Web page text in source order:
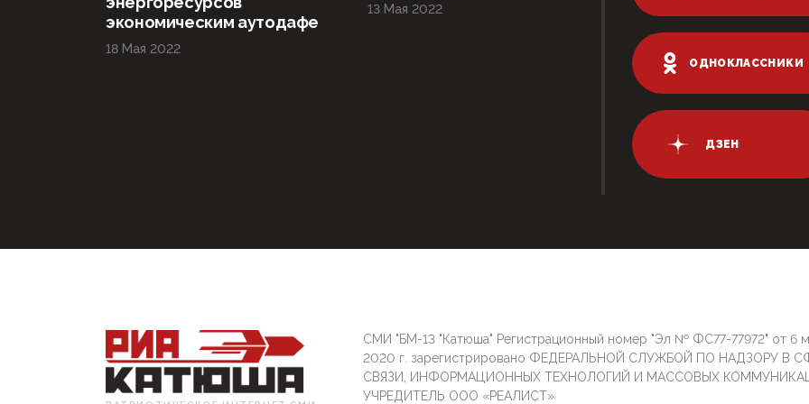
экономическим аутодафе
18 Мая 2022
13 Мая 2022
ОДНОКЛАССНИКИ
ДЗЕН
СМИ "БМ-13 "Катюша" Регистрационный номер "Эл № ФС77-77972" от 6
2020 г. зарегистрировано ФЕДЕРАЛЬНОЙ СЛУЖБОЙ ПО НАДЗОРУ В
СВЯЗИ, ИНФОРМАЦИОННЫХ ТЕХНОЛОГИЙ И МАССОВЫХ
УЧРЕДИТЕЛЬ ООО «РЕАЛИСТ»